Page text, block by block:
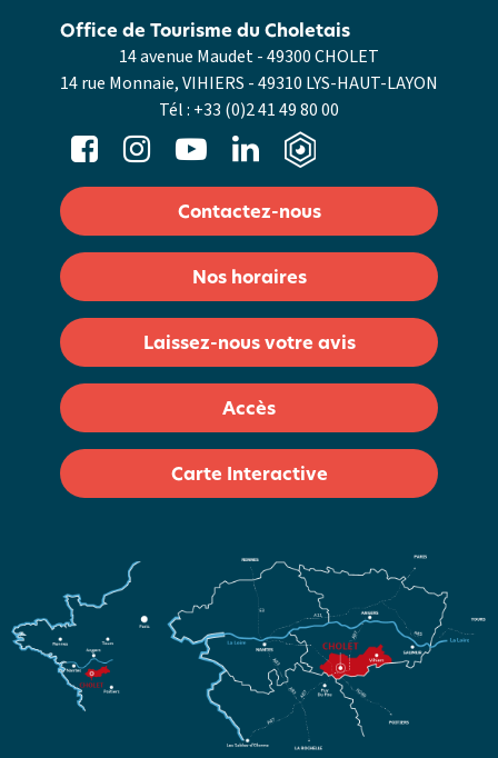
14 avenue Maudet - 49300 CHOLET
14 rue Monnaie, VIHIERS - 49310 LYS-HAUT-LAYON
Tél : +33 (0)2 41 49 80 00
Office de Tourisme du Choletais
Contactez-nous
Nos horaires
Laissez-nous votre avis
Accès
Carte Interactive